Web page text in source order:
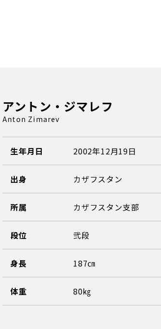
アントン・ジマレフ
Anton Zimarev
生年月日 2002年12月19日
出身 カザフスタン
所属 カザフスタン支部
段位 弐段
身長 187㎝
体重 80㎏